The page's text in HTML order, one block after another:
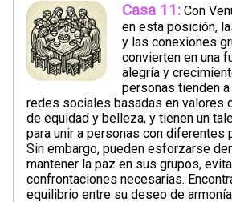
Casa 11: Con
en esta posición,
y las conexiones
convierten en una
alegría y
personas tienden
redes sociales basadas en valores
de equidad y belleza, y tienen un
para unir a personas con diferentes
Sin embargo, pueden esforzarse
mantener la paz en sus grupos,
confrontaciones necesarias.
equilibrio entre su deseo de